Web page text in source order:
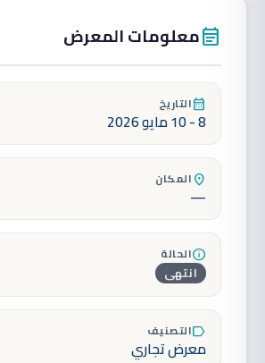
event_noteمعلومات المعرض
calendar_monthالتاريخ
8 - 10 مايو 2026
location_on المكان
—
infoالحالة
انتهى
labelالتصنيف
معرض تجاري